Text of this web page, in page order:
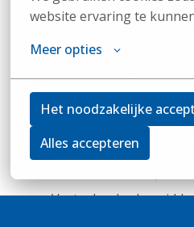
website ervaring te
Meer opties
Het noodzakelijke
Alles accepteren
Ontwikkeling en groei
investeren dan ook
opleidingen en
Een aantrekkelijke
Korting op onze
Op kantoor staat er
klaar (en af en toe iets
Vaste